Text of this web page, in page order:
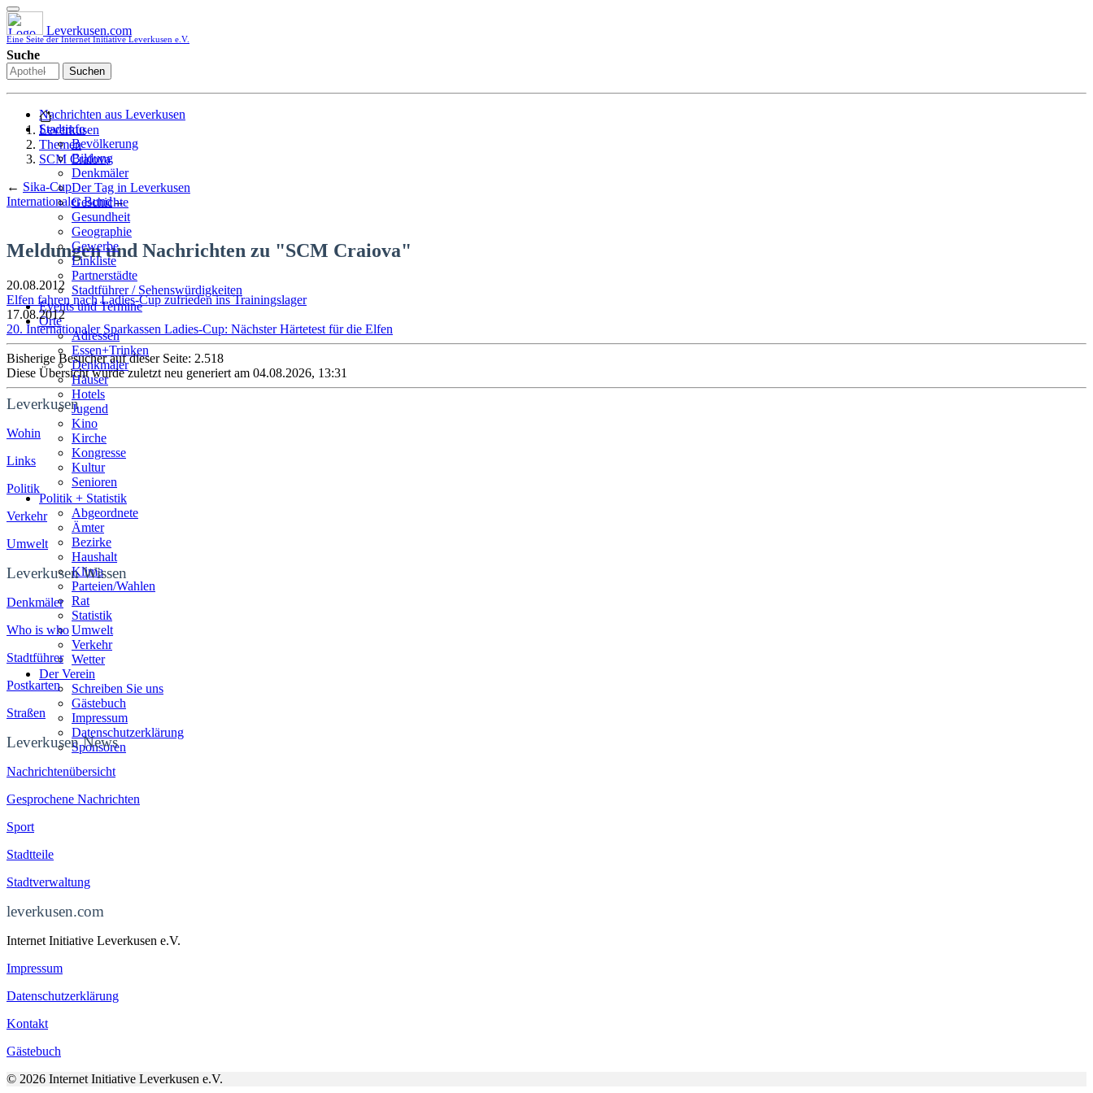
Leverkusen.com
Eine Seite der Internet Initiative Leverkusen e.V.
Suche
Suchen
Nachrichten aus Leverkusen
Stadtinfo
Bevölkerung
Bildung
Denkmäler
Der Tag in Leverkusen
Geschichte
Gesundheit
Geographie
Gewerbe
Linkliste
Partnerstädte
Stadtführer / Sehenswürdigkeiten
Stadtplan
Sport
Who is who
Wohnen
Events und Termine
Orte
Adressen
Essen+Trinken
Denkmäler
Häuser
Hotels
Jugend
Kino
Kirche
Kongresse
Kultur
Senioren
Stadtführer
Straßen
Politik + Statistik
Abgeordnete
Ämter
Bezirke
Haushalt
Klima
Parteien/Wahlen
Rat
Statistik
Umwelt
Verkehr
Wetter
Der Verein
Schreiben Sie uns
Gästebuch
Impressum
Datenschutzerklärung
Sponsoren
Leverkusen
Themen
SCM Craiova
← Sika-Cup
Internationaler Bund→
Meldungen und Nachrichten zu "SCM Craiova"
20.08.2012
Elfen fahren nach Ladies-Cup zufrieden ins Trainingslager
17.08.2012
20. Internationaler Sparkassen Ladies-Cup: Nächster Härtetest für die Elfen
Bisherige Besucher auf dieser Seite: 2.518
Diese Übersicht wurde zuletzt neu generiert am 04.08.2026, 13:31
Leverkusen
Wohin
Links
Politik
Verkehr
Umwelt
Leverkusen Wissen
Denkmäler
Who is who
Stadtführer
Postkarten
Straßen
Leverkusen News
Nachrichtenübersicht
Gesprochene Nachrichten
Sport
Stadtteile
Stadtverwaltung
leverkusen.com
Internet Initiative Leverkusen e.V.
Impressum
Datenschutzerklärung
Kontakt
Gästebuch
© 2026 Internet Initiative Leverkusen e.V.